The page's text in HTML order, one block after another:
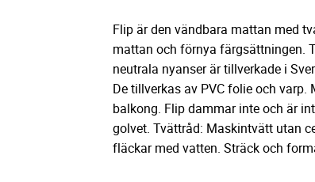
Flip är den vändbara mattan med
mattan och förnya färgsättningen.
neutrala nyanser är tillverkade i
De tillverkas av PVC folie och
balkong. Flip dammar inte och är
golvet. Tvättråd: Maskintvätt utan
fläckar med vatten. Sträck och